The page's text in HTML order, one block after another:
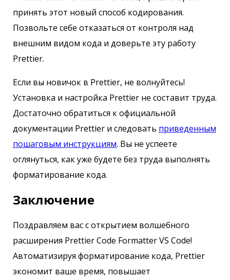
принять этот новый способ кодирования.
Позвольте себе отказаться от контроля над
внешним видом кода и доверьте эту работу
Prettier.
Если вы новичок в Prettier, не волнуйтесь!
Установка и настройка Prettier не составит труда.
Достаточно обратиться к официальной
документации Prettier и следовать приведенным
пошаговым инструкциям. Вы не успеете
оглянуться, как уже будете без труда выполнять
форматирование кода.
Заключение
Поздравляем вас с открытием волшебного
расширения Prettier Code Formatter VS Code!
Автоматизируя форматирование кода, Prettier
экономит ваше время, повышает